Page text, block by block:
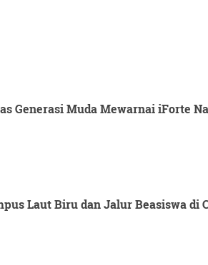
Generasi Muda Mewarnai iForte
Laut Biru dan Jalur Beasiswa di